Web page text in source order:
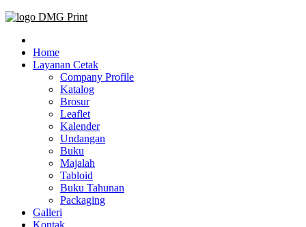
Jasa Cetak Online DMG Printing
Home
Layanan Cetak
Company Profile
Katalog
Brosur
Leaflet
Kalender
Undangan
Buku
Majalah
Tabloid
Buku Tahunan
Packaging
Galleri
Kontak